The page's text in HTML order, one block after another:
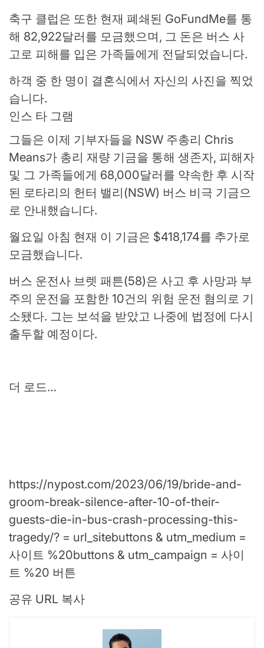
축구 클럽은 또한 현재 폐쇄된 GoFundMe를 통
해 82,922달러를 모금했으며, 그 돈은 버스 사
고로 피해를 입은 가족들에게 전달되었습니다.
하객 중 한 명이 결혼식에서 자신의 사진을 찍었
습니다.
인스 타 그램
그들은 이제 기부자들을 NSW 주총리 Chris
Means가 총리 재량 기금을 통해 생존자, 피해자
및 그 가족들에게 68,000달러를 약속한 후 시작
된 로타리의 헌터 밸리(NSW) 버스 비극 기금으
로 안내했습니다.
월요일 아침 현재 이 기금은 $418,174를 추가로
모금했습니다.
버스 운전사 브렛 패튼(58)은 사고 후 사망과 부
주의 운전을 포함한 10건의 위험 운전 혐의로 기
소됐다. 그는 보석을 받았고 나중에 법정에 다시
출두할 예정이다.
더 로드…
https://nypost.com/2023/06/19/bride-and-
groom-break-silence-after-10-of-their-
guests-die-in-bus-crash-processing-this-
tragedy/? = url_sitebuttons & utm_medium =
사이트 %20buttons & utm_campaign = 사이
트 %20 버튼
공유 URL 복사